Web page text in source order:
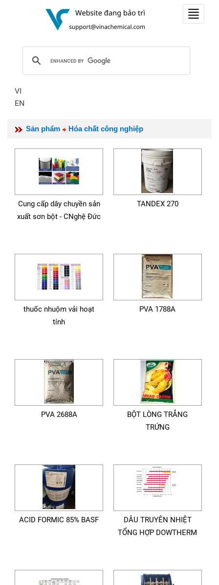
Toggle
VI
EN
Sản phẩm Hóa chất công nghiệp
Cung cấp dây chuyền sản
xuất sơn bột - CNghệ Đức
TANDEX 270
thuốc nhuộm vải hoạt
tính
PVA 1788A
PVA 2688A
BỘT LÒNG TRẮNG
TRỨNG
ACID FORMIC 85% BASF
DÂU TRUYÊN NHIỆT
TỔNG HỢP DOWTHERM